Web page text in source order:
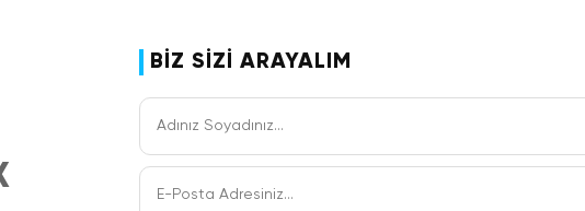
alınacak sabah kahvaltısının ardından, ekstra olarak yapılacak, yarım
BİZ SİZİ ARAYALIM